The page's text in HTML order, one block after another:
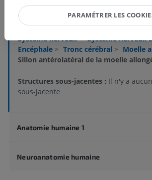
Anatomie humaine 2
Corps humain> Systèmes intégrants>
Système nerveux> Système nerveux
Encéphale > Tronc cérébral > Moelle
Sillon antérolatéral de la moelle
Structures sous-jacentes : Il n'y a
sous-jacente
Anatomie humaine 1
Neuroanatomie humaine
PARAMÉTRER LES